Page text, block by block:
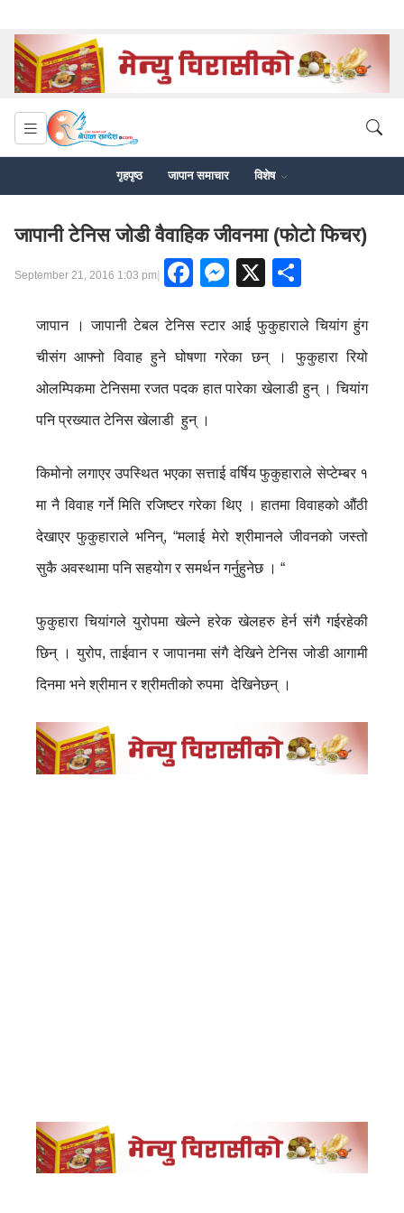
गृहपृष्ठ जापान समाचार विशेष
जापानी टेनिस जोडी वैवाहिक जीवनमा (फोटो फिचर)
September 21, 2016 1:03 pm| Facebook
Messenger
X
जापान । जापानी टेबल टेनिस स्टार आई फुकुहाराले चियांग हुंग
चीसंग आफ्नो विवाह हुने घोषणा गरेका छन् । फुकुहारा रियो
ओलम्पिकमा टेनिसमा रजत पदक हात पारेका खेलाडी हुन् । चियांग
पनि प्रख्यात टेनिस खेलाडी हुन् ।
किमोनो लगाएर उपस्थित भएका सत्ताई वर्षिय फुकुहाराले सेप्टेम्बर १
मा नै विवाह गर्ने मिति रजिष्टर गरेका थिए । हातमा विवाहको औंठी
देखाएर फुकुहाराले भनिन्, “मलाई मेरो श्रीमानले जीवनको जस्तो
सुकै अवस्थामा पनि सहयोग र समर्थन गर्नुहुनेछ । “
फुकुहारा चियांगले युरोपमा खेल्ने हरेक खेलहरु हेर्न संगै गईरहेकी
छिन् । युरोप, ताईवान र जापानमा संगै देखिने टेनिस जोडी आगामी
दिनमा भने श्रीमान र श्रीमतीको रुपमा देखिनेछन् ।